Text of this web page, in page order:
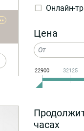
Онлайн-
Цена
22900 32125
часах